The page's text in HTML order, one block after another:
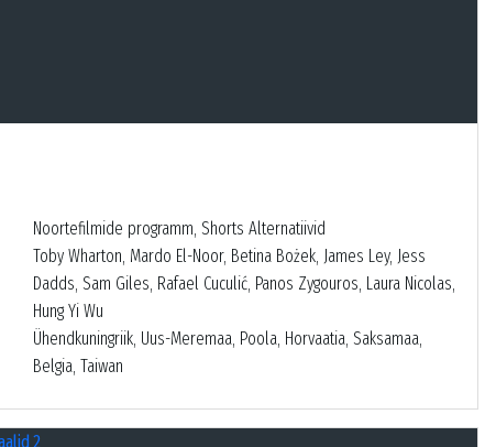
Noortefilmide programm, Shorts Alternatiivid
Toby Wharton, Mardo El-Noor, Betina Bożek, James Ley, Jess
Dadds, Sam Giles, Rafael Cuculić, Panos Zygouros, Laura Nicolas,
Hung Yi Wu
Ühendkuningriik, Uus-Meremaa, Poola, Horvaatia, Saksamaa,
Belgia, Taiwan